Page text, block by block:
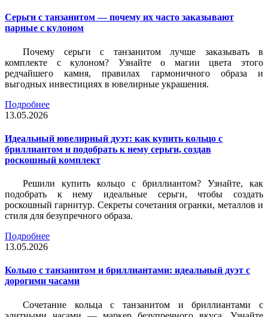
Серьги с танзанитом — почему их часто заказывают
парные с кулоном
Почему серьги с танзанитом лучше заказывать в
комплекте с кулоном? Узнайте о магии цвета этого
редчайшего камня, правилах гармоничного образа и
выгодных инвестициях в ювелирные украшения.
Подробнее
13.05.2026
Идеальный ювелирный дуэт: как купить кольцо с
бриллиантом и подобрать к нему серьги, создав
роскошный комплект
Решили купить кольцо с бриллиантом? Узнайте, как
подобрать к нему идеальные серьги, чтобы создать
роскошный гарнитур. Секреты сочетания огранки, металлов и
стиля для безупречного образа.
Подробнее
13.05.2026
Кольцо с танзанитом и бриллиантами: идеальный дуэт с
дорогими часами
Сочетание кольца с танзанитом и бриллиантами с